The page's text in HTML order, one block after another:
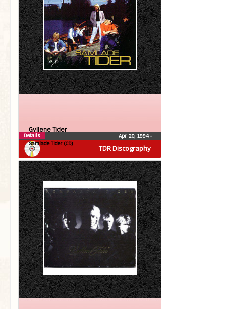
TDR Discography
Gyllene Tider
Samlade Tider (CD)
Apr 20, 1994•
Details